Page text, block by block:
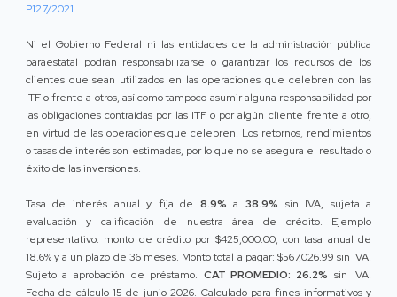
P127/2021
Ni el Gobierno Federal ni las entidades de la administración pública
paraestatal podrán responsabilizarse o garantizar los recursos de los
clientes que sean utilizados en las operaciones que celebren con las
ITF o frente a otros, así como tampoco asumir alguna responsabilidad por
las obligaciones contraídas por las ITF o por algún cliente frente a otro,
en virtud de las operaciones que celebren. Los retornos, rendimientos
o tasas de interés son estimadas, por lo que no se asegura el resultado o
éxito de las inversiones.
Tasa de interés anual y fija de 8.9% a 38.9% sin IVA, sujeta a
evaluación y calificación de nuestra área de crédito. Ejemplo
representativo: monto de crédito por $425,000.00, con tasa anual de
18.6% y a un plazo de 36 meses. Monto total a pagar: $567,026.99 sin IVA.
Sujeto a aprobación de préstamo. CAT PROMEDIO: 26.2% sin IVA.
Fecha de cálculo 15 de junio 2026. Calculado para fines informativos y